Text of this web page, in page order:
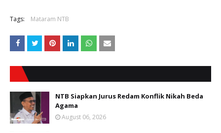
Tags: Mataram NTB
NTB Siapkan Jurus Redam Konflik Nikah Beda
Agama
August 06, 2026